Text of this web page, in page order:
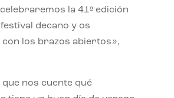
la 41ª edición
decano y os
con los brazos abiertos»,
que nos cuente qué